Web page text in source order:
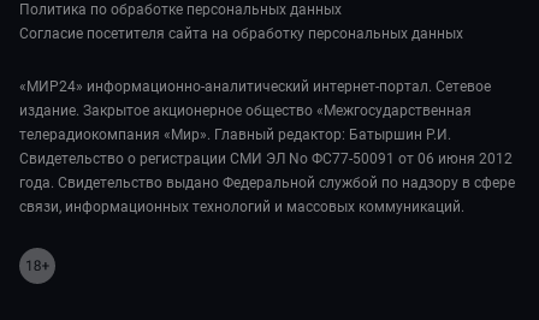
Политика по обработке персональных данных
Согласие посетителя сайта на обработку персональных данных
«МИР24» информационно-аналитический интернет-портал. Сетевое
издание. Закрытое акционерное общество «Межгосударственная
телерадиокомпания «Мир». Главный редактор: Батыршин Р.И.
Свидетельство о регистрации СМИ ЭЛ No ФС77-50091 от 06 июня 2012
года. Свидетельство выдано Федеральной службой по надзору в сфере
связи, информационных технологий и массовых коммуникаций.